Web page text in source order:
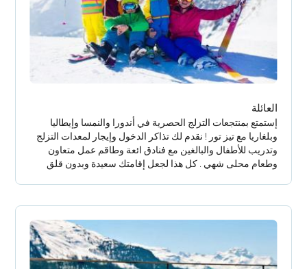
إستمتع بمنتجعات التزلج الحصرية في أندورا والنمسا وإيطاليا
وبلغاريا مع تيز تور ! نقدم لك تذاكر الدخول وإيجار لمعدات التزلج
وتدريب للأطفال والبالغين مع فنادق ائعة وطاقم عمل متعاون
وطعام محلى شهي . كل هذا لجعل إقامتك سعيدة وبدون قلق